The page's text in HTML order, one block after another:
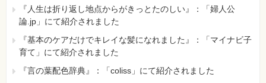
『人生は折り返し地点からがきっとたのしい』：「婦人公
論.jp」にて紹介されました
『基本のケアだけでキレイな髪になれました』：「マイナビ子
育て」にて紹介されました
『言の葉配色辞典』：「coliss」にて紹介されました